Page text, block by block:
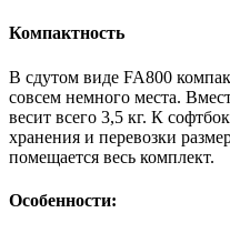
Компактность
В сдутом виде FA800
совсем немного места.
весит всего 3,5 кг. К
хранения и перевозки
помещается весь комплект.
Особенности: